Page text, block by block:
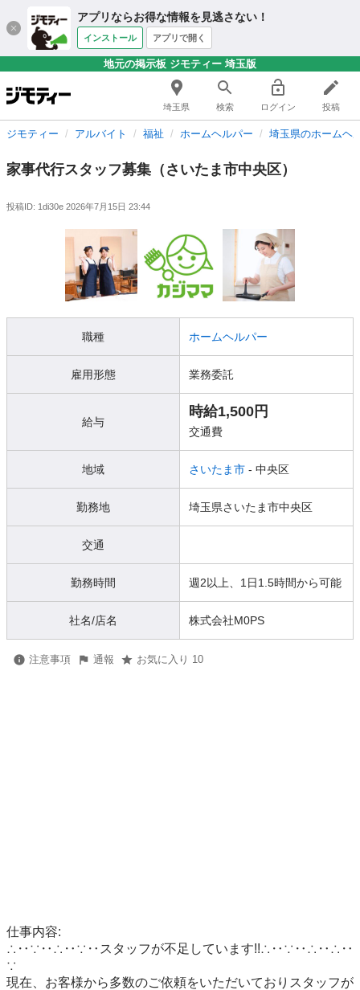
アプリならお得な情報を見逃さない！
インストール アプリで開く
地元の掲示板 ジモティー 埼玉版
埼玉県 検索 ログイン 投稿
ジモティー アルバイト 福祉 ホームヘルパー 埼玉県のホームヘ
家事代行スタッフ募集（さいたま市中央区）
投稿ID: 1di30e 2026年7月15日 23:44
職種 ホームヘルパー
雇用形態 業務委託
給与
時給1,500円
交通費
地域 さいたま市 - 中央区
勤務地 埼玉県さいたま市中央区
交通
勤務時間 週2以上、1日1.5時間から可能
社名/店名 株式会社M0PS
注意事項 通報 お気に入り 10
仕事内容:
∴‥∵‥∴‥∵‥スタッフが不足しています!!∴‥∵‥∴‥∴‥
∵
現在、お客様から多数のご依頼をいただいておりスタッフが